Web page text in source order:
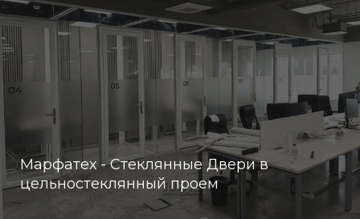
Марфатех - Стеклянные Двери в
цельностеклянный проем